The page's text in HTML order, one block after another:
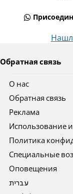
Обратная связь
О нас
Обратная связь
Реклама
Использование
Политика
Специальные
Оповещения
עברית